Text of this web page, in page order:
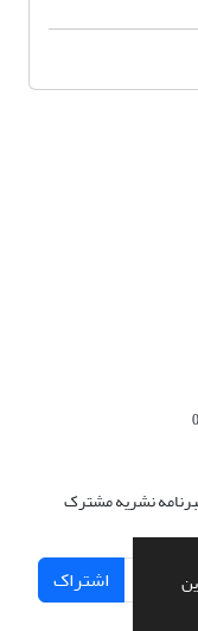
نشریه مشترک
اشتراک